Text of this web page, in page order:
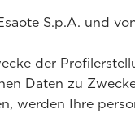
S.p.A. und
der
Daten zu
werden Ihre